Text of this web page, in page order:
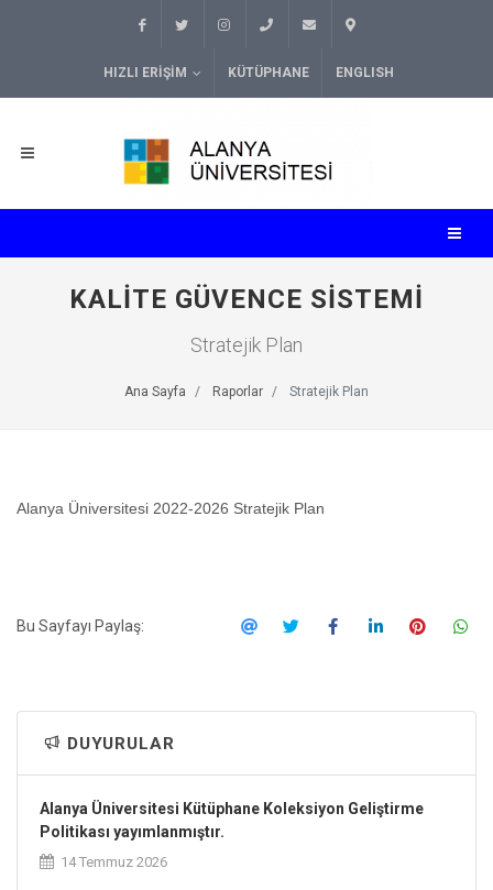
HIZLI ERIŞIM KÜTÜPHANE ENGLISH
KALITE GÜVENCE SISTEMI
Stratejik Plan
Ana Sayfa Raporlar Stratejik Plan
Alanya Üniversitesi 2022-2026 Stratejik Plan
Bu Sayfayı Paylaş:
DUYURULAR
Alanya Üniversitesi Kütüphane Koleksiyon Geliştirme
Politikası yayımlanmıştır.
14 Temmuz 2026